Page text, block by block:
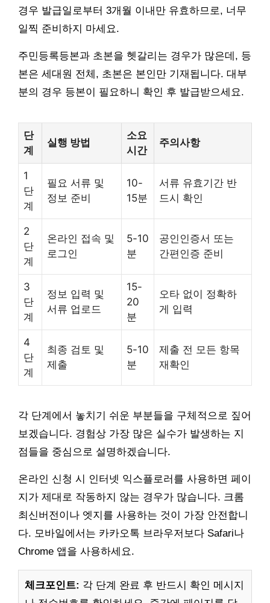
경우 발급일로부터 3개월 이내만 유효하므로, 너무
일찍 준비하지 마세요.
주민등록등본과 초본을 헷갈리는 경우가 많은데, 등
본은 세대원 전체, 초본은 본인만 기재됩니다. 대부
분의 경우 등본이 필요하니 확인 후 발급받으세요.
단
계
실행 방법
소요
시간
주의사항
1
단
계
필요 서류 및
정보 준비
10-
15분
서류 유효기간 반
드시 확인
2
단
계
온라인 접속 및
로그인
5-10
분
공인인증서 또는
간편인증 준비
3
단
계
정보 입력 및
서류 업로드
15-
20
분
오타 없이 정확하
게 입력
4
단
계
최종 검토 및
제출
5-10
분
제출 전 모든 항목
재확인
각 단계에서 놓치기 쉬운 부분들을 구체적으로 짚어
보겠습니다. 경험상 가장 많은 실수가 발생하는 지
점들을 중심으로 설명하겠습니다.
온라인 신청 시 인터넷 익스플로러를 사용하면 페이
지가 제대로 작동하지 않는 경우가 많습니다. 크롬
최신버전이나 엣지를 사용하는 것이 가장 안전합니
다. 모바일에서는 카카오톡 브라우저보다 Safari나
Chrome 앱을 사용하세요.
체크포인트: 각 단계 완료 후 반드시 확인 메시지